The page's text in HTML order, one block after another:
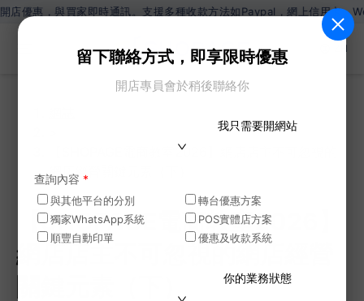
買家即時通訊。支援多種收款方法如Paypal，網上信用卡，Wechat
ZH
留下聯絡方式，即享限時優惠
開店專員會於稍後聯絡你
我只需要開網站
查詢內容 *
與其他平台的分別
轉台優惠方案
獨家WhatsApp系統
POS實體店方案
順豐自動印單
優惠及收款系統
你的業務狀態
【SHOPAGE電商教室2026】網店店主不可忽視的
網店經營關鍵元素（下）
【SHOPAGE電商教室2026】
網店店主不可忽視的網店經營